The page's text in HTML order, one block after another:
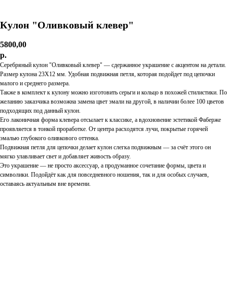
Кулон "Оливковый клевер"
5800,00
р.
Серебряный кулон "Оливковый клевер" — сдержанное украшение с акцентом на детали.
Размер кулона 23Х12 мм. Удобная подвижная петля, которая подойдет под цепочки
малого и среднего размера.
Также в комплект к кулону можно изготовить серьги и кольцо в похожей стилистики. По
желанию заказчика возможна замена цвет эмали на другой, в наличии более 100 цветов
подходящих под данный кулон.
Его лаконичная форма клевера отсылает к классике, а вдохновение эстетикой Фаберже
проявляется в тонкой проработке. От центра расходятся лучи, покрытые горячей
эмалью глубокого оливкового оттенка.
Подвижная петля для цепочки делает кулон слегка подвижным — за счёт этого он
мягко улавливает свет и добавляет живость образу.
Это украшение — не просто аксессуар, а продуманное сочетание формы, цвета и
символики. Подойдёт как для повседневного ношения, так и для особых случаев,
оставаясь актуальным вне времени.